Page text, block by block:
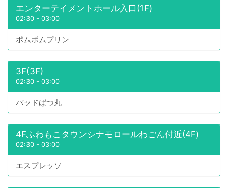
エンターテイメントホール入口(1F)
02:30 - 03:00
ポムポムプリン
3F(3F)
02:30 - 03:00
バッドばつ丸
4Fふわもこタウンシナモロールわごん付近(4F)
02:30 - 03:00
エスプレッソ